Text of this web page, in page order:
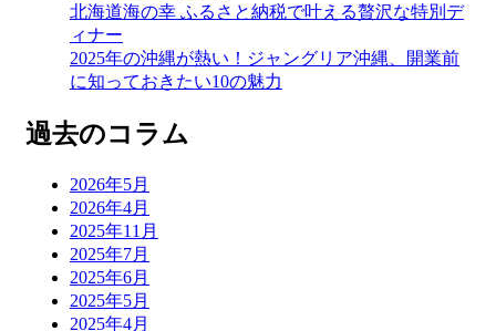
北海道海の幸 ふるさと納税で叶える贅沢な特別デ
ィナー
2025年の沖縄が熱い！ジャングリア沖縄、開業前
に知っておきたい10の魅力
過去のコラム
2026年5月
2026年4月
2025年11月
2025年7月
2025年6月
2025年5月
2025年4月